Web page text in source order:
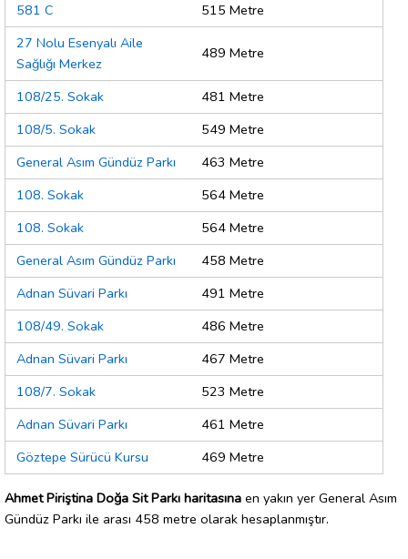
581 C
515 Metre
27 Nolu Esenyalı Aile
Sağlığı Merkez
489 Metre
108/25. Sokak
481 Metre
108/5. Sokak
549 Metre
General Asım Gündüz Parkı
463 Metre
108. Sokak
564 Metre
108. Sokak
564 Metre
General Asım Gündüz Parkı
458 Metre
Adnan Süvari Parkı
491 Metre
108/49. Sokak
486 Metre
Adnan Süvari Parkı
467 Metre
108/7. Sokak
523 Metre
Adnan Süvari Parkı
461 Metre
Göztepe Sürücü Kursu
469 Metre
Ahmet Piriştina Doğa Sit Parkı haritasına en yakın yer General Asım
Gündüz Parkı ile arası 458 metre olarak hesaplanmıştır.